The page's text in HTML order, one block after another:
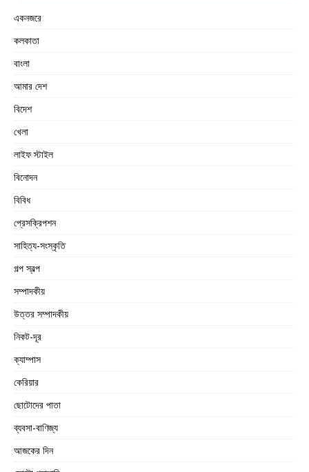
একনজরে
কলকাতা
বাংলা
আমার দেশ
বিদেশ
খেলা
লাইফ স্টাইল
বিনোদন
বিবিধ
প্রেসক্রিপশন
সাহিত্য-সংস্কৃতি
গল্প স্বল্প
সম্পাদকীয়
উত্তর সম্পাদকীয়
নিকট-দূর
ক্যাম্পাস
কেরিয়ার
ছোটোদের পাতা
ব্যবসা-বাণিজ্য
আজকের দিন